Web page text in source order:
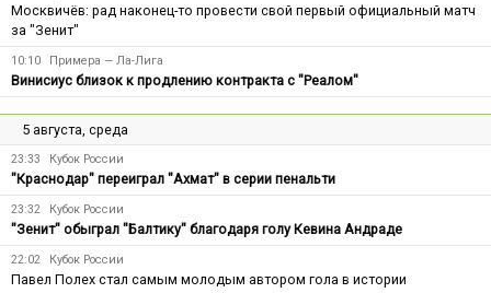
Москвичёв: рад наконец-то провести свой первый официальный матч
за "Зенит"
10:10 Примера — Ла-Лига
Винисиус близок к продлению контракта с "Реалом"
5 августа, среда
23:33 Кубок России
"Краснодар" переиграл "Ахмат" в серии пенальти
23:32 Кубок России
"Зенит" обыграл "Балтику" благодаря голу Кевина Андраде
22:02 Кубок России
Павел Полех стал самым молодым автором гола в истории